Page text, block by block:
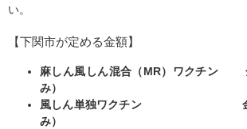
い。
【下関市が定める金額】
麻しん風しん混合（MR）ワクチン
み）
風しん単独ワクチン 金額
み）